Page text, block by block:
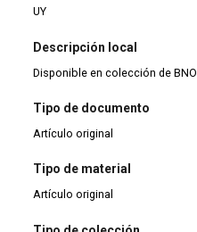
UY
Descripción local
Disponible en colección de BNO
Tipo de documento
Artículo original
Tipo de material
Artículo original